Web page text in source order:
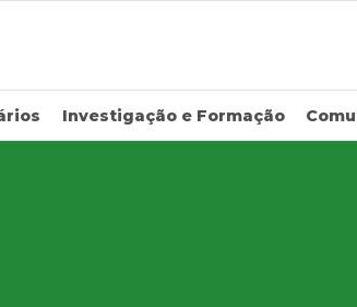
Investigação e Formação